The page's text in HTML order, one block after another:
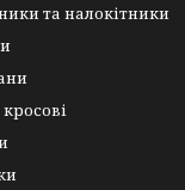
та налокітники